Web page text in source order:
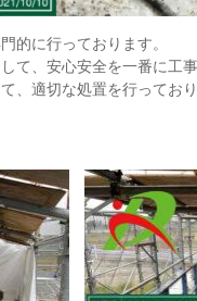
的に行っております。
て、安心安全を一番に工
、適切な処置を行っており